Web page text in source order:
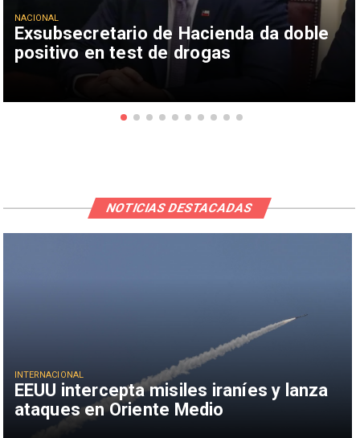
Exsubsecretario de Hacienda da doble
positivo en test de drogas
NACIONAL
EEUU intercepta misiles iraníes y lanza
ataques en Oriente Medio
INTERNACIONAL
NOTICIAS DESTACADAS